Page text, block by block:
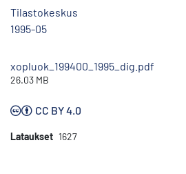
Tilastokeskus
1995-05
xopluok_199400_1995_dig.pdf
26.03 MB
CC BY 4.0
Lataukset 1627